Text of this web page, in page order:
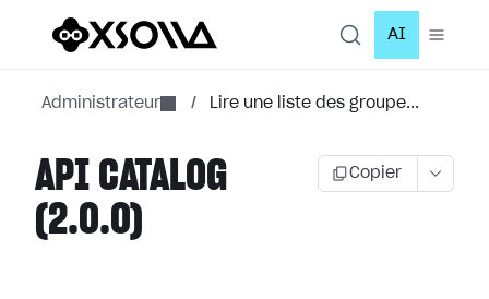
AI
Administrateur / Lire une liste des groupe...
API CATALOG
(2.0.0)
Copier